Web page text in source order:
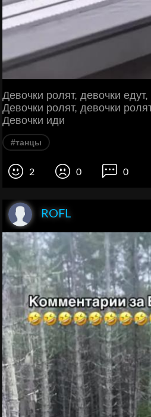
Девочки ролят, девочки едут,
Девочки ролят, девочки
Девочки иди
#танцы
2 0 0
ROFL